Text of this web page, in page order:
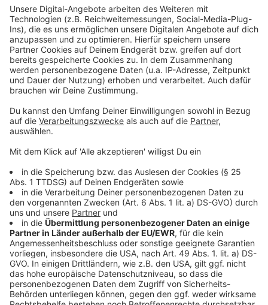
Weitere Meldungen aus Leverkusen
Anzeige
Einbruch in Wiesdorfer Büroräume: Polizei sucht
Zeugen
Das geht in Leverkusen an den jecken Tagen
Nebelduschen gegen Hitze in Leverkusen?
Anzeige
Anzeige